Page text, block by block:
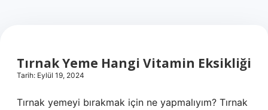
Tırnak Yeme Hangi Vitamin Eksikliği
Tarih: Eylül 19, 2024
Tırnak yemeyi bırakmak için ne yapmalıyım? Tırnak